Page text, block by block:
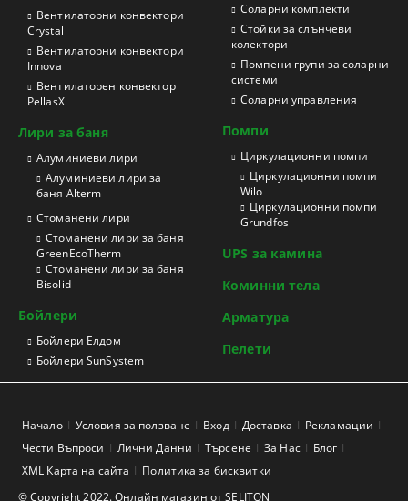
Вентилаторни конвектори
Crystal
Вентилаторни конвектори
Innova
Вентилаторен конвектор
PellasX
Лири за баня
Aлуминиеви лири
Алуминиеви лири за
баня Alterm
Стоманени лири
Стоманени лири за баня
GreenEcoTherm
Стоманени лири за баня
Bisolid
Бойлери
Бойлери Елдом
Бойлери SunSystem
Соларни комплекти
Стойки за слънчеви
колектори
Помпени групи за соларни
системи
Соларни управления
Помпи
Циркулационни помпи
Циркулационни помпи
Wilo
Циркулационни помпи
Grundfos
UPS за камина
Коминни тела
Арматура
Пелети
© Copyright 2022. Онлайн магазин от SELITON
Начало Условия за ползване Вход Доставка
Рекламации
Чести Въпроси
Лични Данни Търсене За Нас
Блог
XML Карта на сайта
Политика за бисквитки